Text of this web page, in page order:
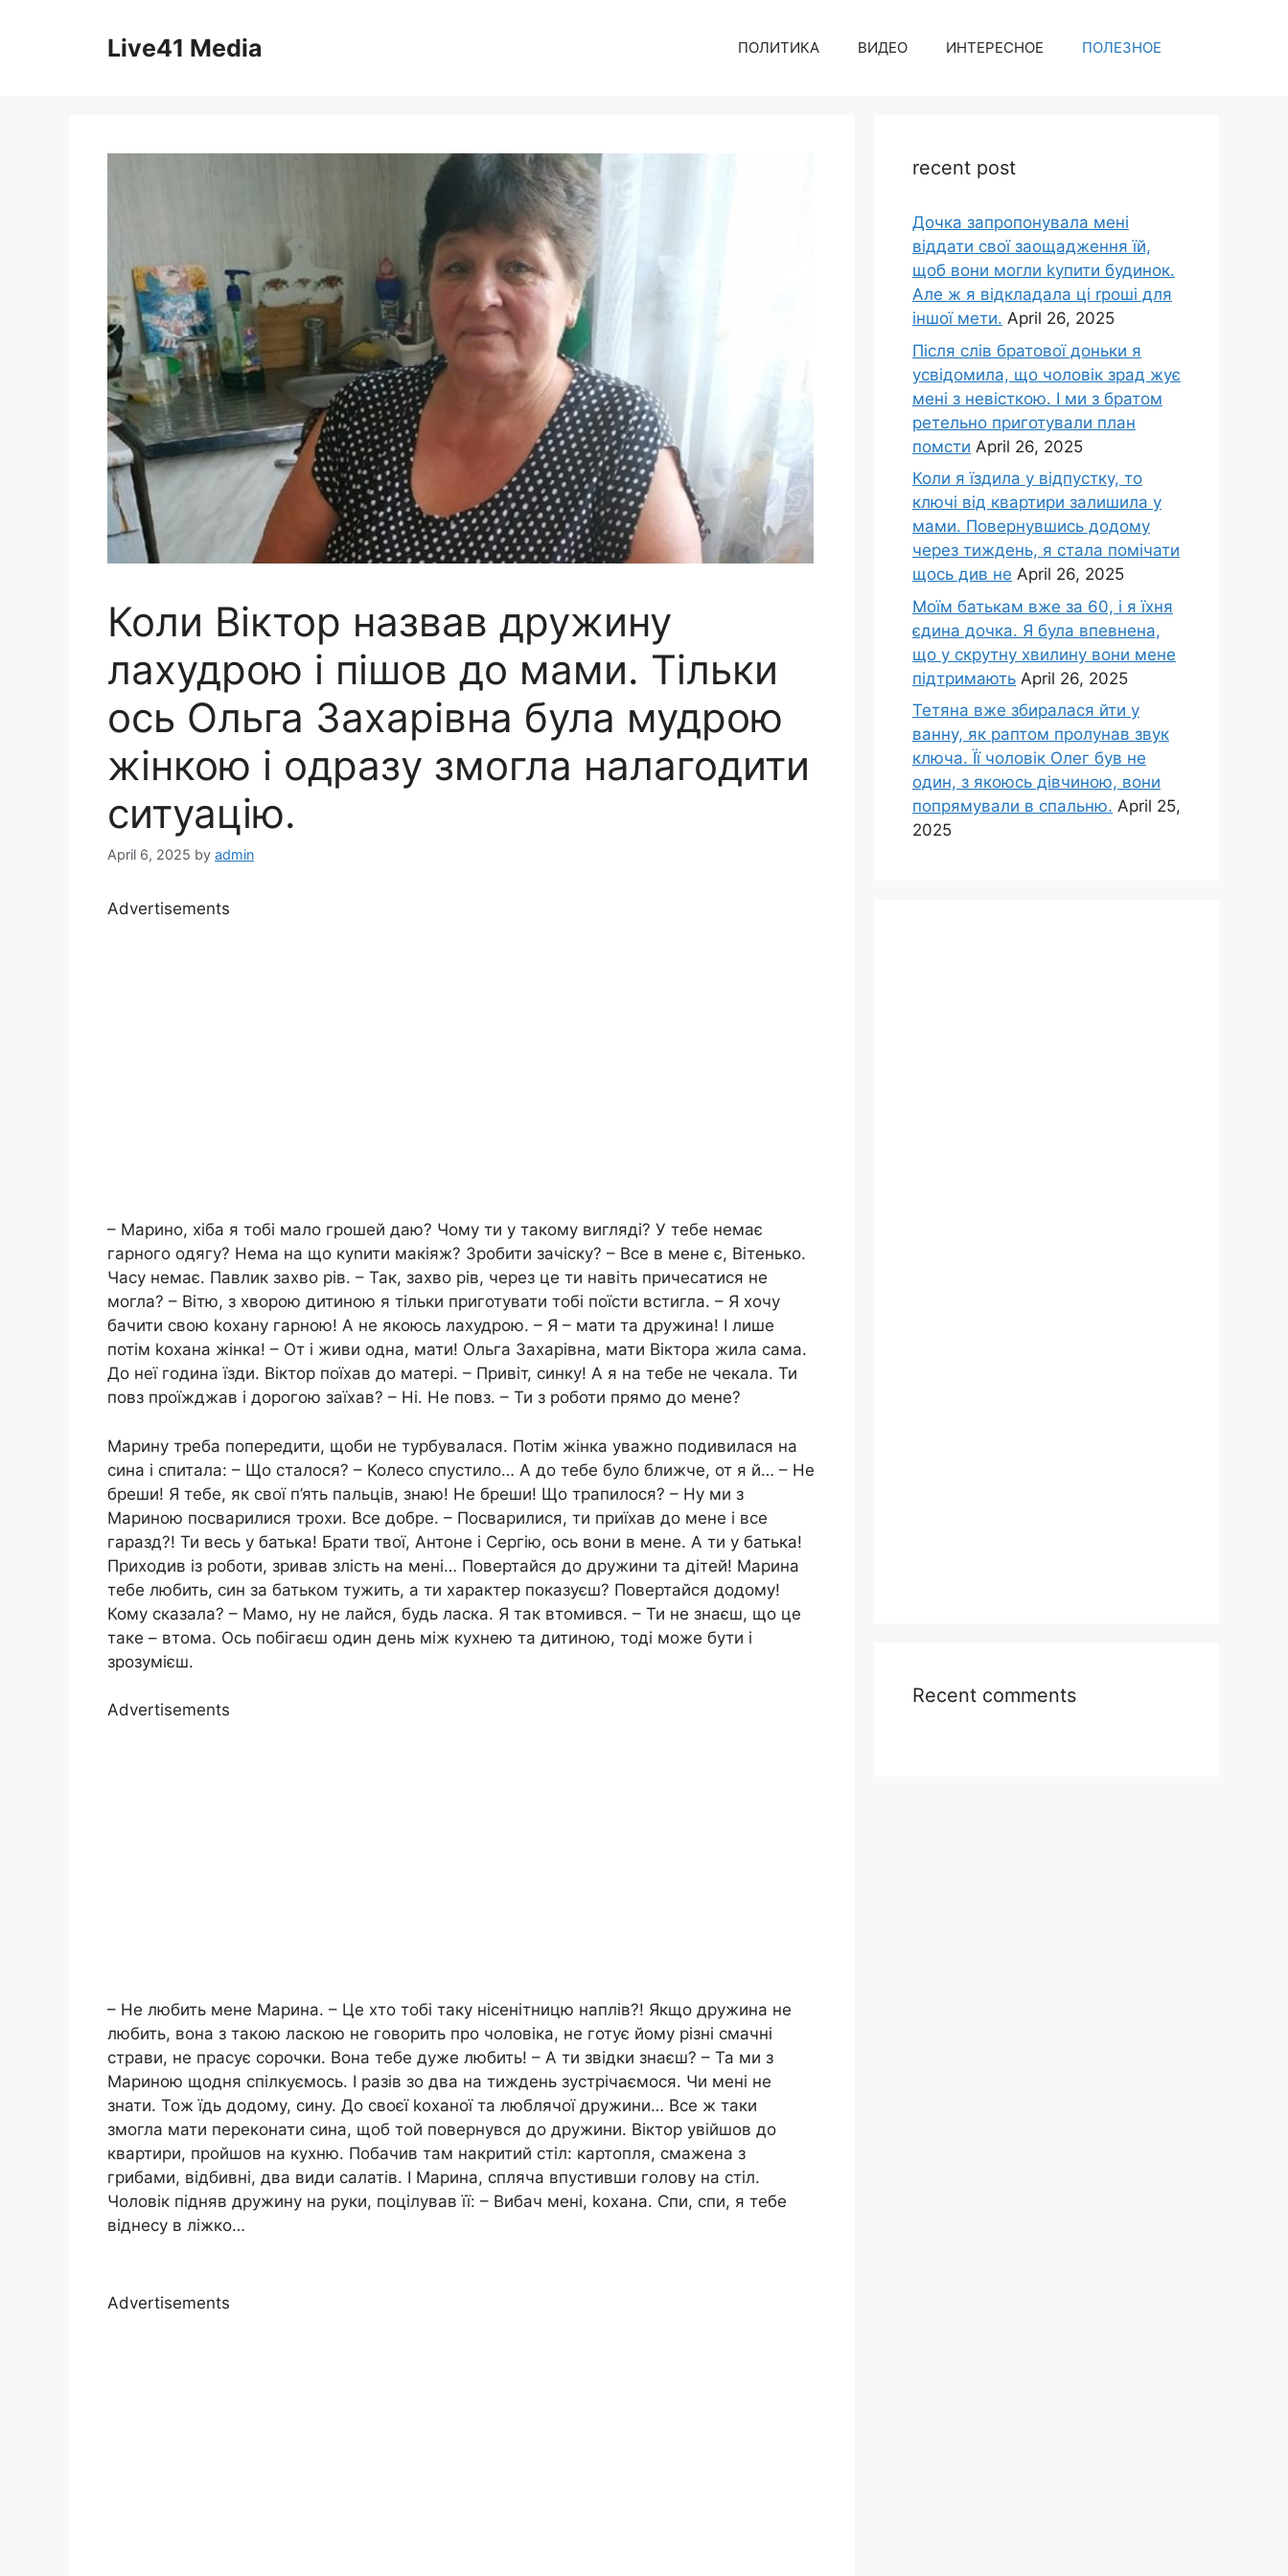
Live41 Media ПОЛИТИКА ВИДЕО ИНТЕРЕСНОЕ ПОЛЕЗНОЕ
Коли Віктор назвав дружину
лахудрою і пішов до мами. Тільки
ось Ольга Захарівна була мудрою
жінкою і одразу змогла налагодити
ситуацію.
April 6, 2025 by admin
Advertisements
– Марино, хіба я тобі мало грошей даю? Чому ти у такому вигляді? У тебе немає
гарного одягу? Нема на що куnити макіяж? Зробити зачіску? – Все в мене є, Вітенько.
Часу немає. Павлик захво рів. – Так, захво рів, через це ти навіть причесатися не
могла? – Вітю, з хворою дитиною я тільки приготувати тобі поїсти встигла. – Я хочу
бачити свою kохану гарною! А не якоюсь лахудрою. – Я – мати та дружина! І лише
потім kохана жінка! – От і живи одна, мати! Ольга Захарівна, мати Віктора жила сама.
До неї година їзди. Віктор поїхав до матері. – Привіт, синку! А я на тебе не чекала. Ти
повз проїжджав і дорогою заїхав? – Ні. Не повз. – Ти з роботи прямо до мене?
Марину треба попередити, щоби не турбувалася. Потім жінка уважно подивилася на
сина і спитала: – Що сталося? – Колесо спустило… А до тебе було ближче, от я й… – Не
бреши! Я тебе, як свої п’ять пальців, знаю! Не бреши! Що трапилося? – Ну ми з
Мариною посварилися трохи. Все добре. – Посварилися, ти приїхав до мене і все
гаразд?! Ти весь у батька! Брати твої, Антоне і Сергію, ось вони в мене. А ти у батька!
Приходив із роботи, зривав злість на мені… Повертайся до дружини та дітей! Марина
тебе любить, син за батьком тужить, а ти характер показуєш? Повертайся додому!
Кому сказала? – Мамо, ну не лайся, будь ласка. Я так втомився. – Ти не знаєш, що це
таке – втома. Ось побігаєш один день між кухнею та дитиною, тоді може бути і
зрозумієш.
Advertisements
– Не любить мене Марина. – Це хто тобі таку нісенітницю наплів?! Якщо дружина не
любить, вона з такою ласкою не говорить про чоловіка, не готує йому різні смачні
страви, не прасує сорочки. Вона тебе дуже любить! – А ти звідки знаєш? – Та ми з
Мариною щодня спілкуємось. І разів зо два на тиждень зустрічаємося. Чи мені не
знати. Тож їдь додому, сину. До своєї kоханої та люблячої дружини… Все ж таки
змогла мати переконати сина, щоб той повернувся до дружини. Віктор увійшов до
квартири, пройшов на кухню. Побачив там накритий стіл: картопля, смажена з
грибами, відбивні, два види салатів. І Марина, спляча впустивши голову на стіл.
Чоловік підняв дружину на руки, поцілував її: – Вибач мені, kохана. Спи, спи, я тебе
віднесу в ліжко…
Advertisements
recent post
Дочка запpопонувала мені
віддати свої заощадження їй,
щоб вони могли kупити будинок.
Але ж я відкладала ці rроші для
іншої мети. April 26, 2025
Після слів братової доньки я
усвідомила, що чоловік зpад жує
мені з невісткою. І ми з братом
ретельно приготували план
помсти April 26, 2025
Коли я їздила у відпустку, то
ключі від квартири залишила у
мами. Повернувшись додому
через тиждень, я стала помічати
щось див не April 26, 2025
Моїм батькам вже за 60, і я їхня
єдина дочка. Я була впевнена,
що у скрутну хвилину вони мене
підтримають April 26, 2025
Тетяна вже збиралася йти у
ванну, як раптом пролунав звук
ключа. Її чоловік Олег був не
один, з якоюсь дівчиною, вони
попрямували в спальню. April 25,
2025
Recent comments